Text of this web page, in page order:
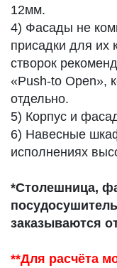
12мм.
4) Фасады не
присадки для их
створок
«Push-to Open»,
отдельно.
5) Корпус и
6) Навесные
исполнениях
*Столешница,
заказываются
**Для расчёта